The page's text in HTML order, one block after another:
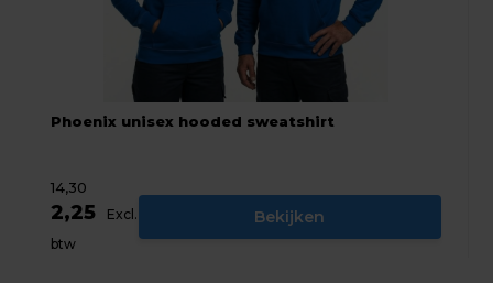
Phoenix unisex hooded sweatshirt
14,30
2,25
Excl.
btw
Bekijken